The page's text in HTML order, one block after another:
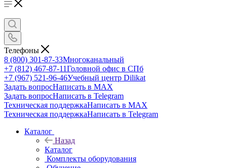
Телефоны
8 (800) 301-87-33Многоканальный
+7 (812) 467-87-11Головной офис в СПб
+7 (967) 521-96-46Учебный центр Dilikat
Задать вопросНаписать в MAX
Задать вопросНаписать в Telegram
Техническая поддержкаНаписать в MAX
Техническая поддержкаНаписать в Telegram
Каталог
Назад
Каталог
Комплекты оборудования